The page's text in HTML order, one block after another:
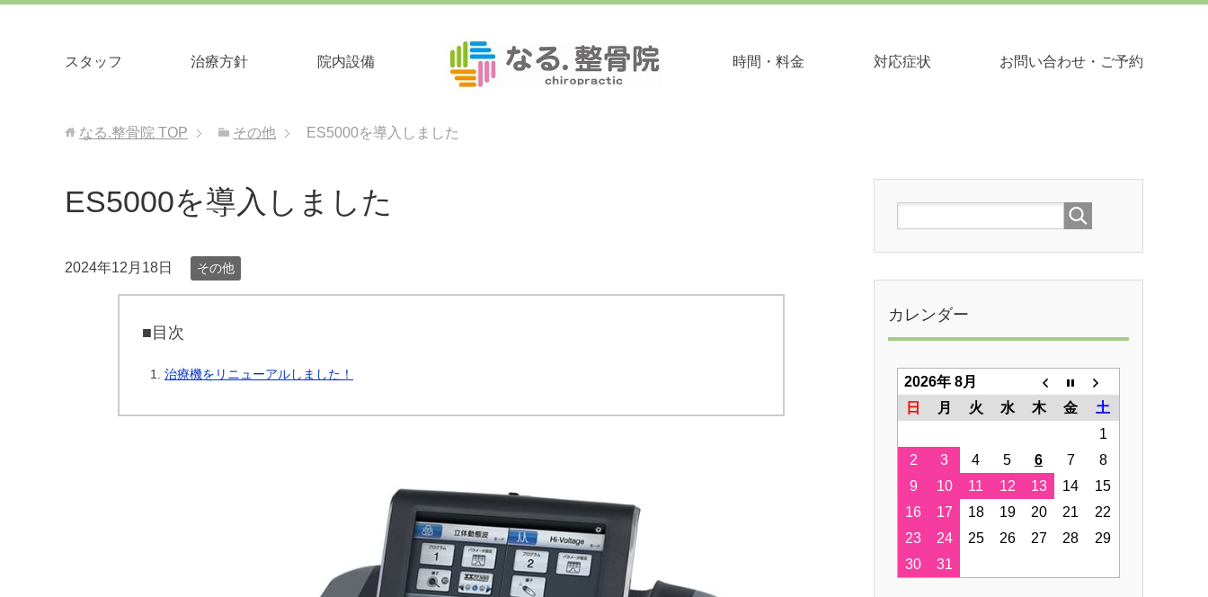
スタッフ 治療⽅針 院内設備 時間・料⾦ 対応症状 お問い合わせ・ご予約
なる.整骨院 TOP その他 ES5000を導入しました
ES5000を導入しました
2024年12月18日 その他
■目次
治療機をリニューアルしました！
カレンダー
2026年 8月
日
月 火 水 木 金
土
1
2
3 4 5 6 7
8
9
10 11 12 13 14
15
16
17 18 19 20 21
22
23
24 25 26 27 28
29
30
31